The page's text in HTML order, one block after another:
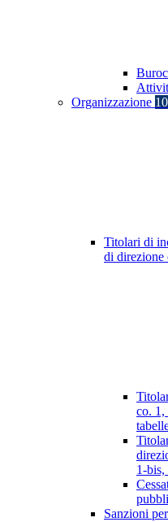
Organizzazione 10
Titolari di
di direzione
co. 1,
1-
Sanzioni